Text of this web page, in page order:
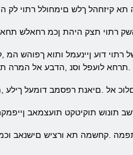
תא קיזחהל ךלש םימחולל רתוי לק
רתוי תצק היהת ןכמ רחאלש תחא
.תרחא לועפל וסנ ,הדבע אל המרה
םלוכ אל .םיאנת רפסמב דומעל
תונוש תוקיטקט תועצמאב